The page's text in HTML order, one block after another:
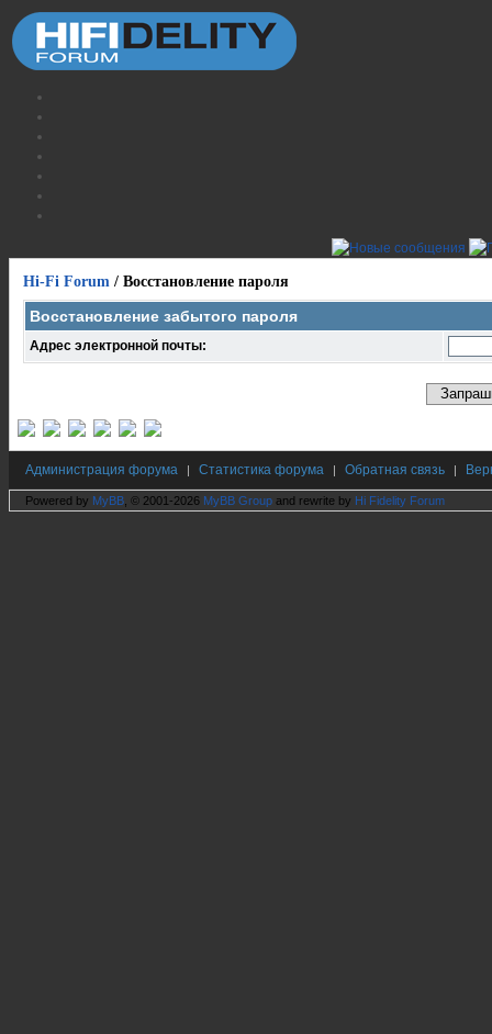
Hi-Fi Forum / Восстановление пароля
Восстановление забытого пароля
Адрес электронной почты:
Администрация форума | Статистика форума | Обратная связь |
Powered by MyBB , © 2001-2026 MyBB Group and rewrite by Hi Fidelity Forum